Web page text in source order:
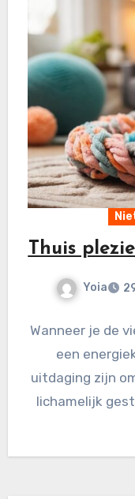
Thuis
Yoia
Wanneer je de
een
uitdaging zijn
lichamelijk